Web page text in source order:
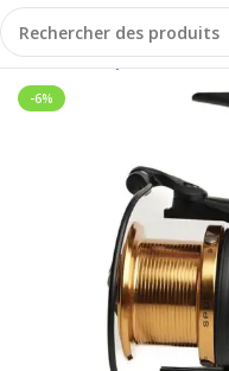
Accueil/Carpe/Moulinets
-6%